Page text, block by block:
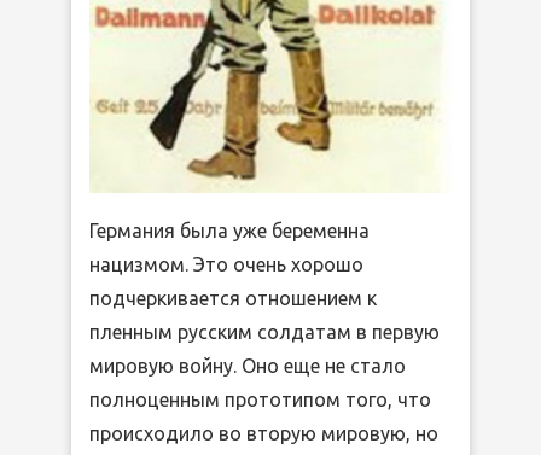
Германия была уже беременна
нацизмом. Это очень хорошо
подчеркивается отношением к
пленным русским солдатам в первую
мировую войну. Оно еще не стало
полноценным прототипом того, что
происходило во вторую мировую, но